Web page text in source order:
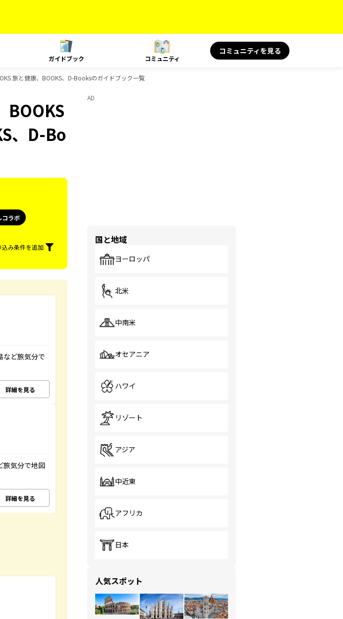
ガイドブック コミュニティ
コミュニティを見る
旅と健康、BOOKS、D-Booksのガイドブック一覧
BOOKS
、D-Bo
コラボ
込み条件を追加
など旅気分で
詳細を見る
旅気分で地図
詳細を見る
AD
国と地域
ヨーロッパ
北米
中南米
オセアニア
ハワイ
リゾート
アジア
中近東
アフリカ
日本
人気スポット